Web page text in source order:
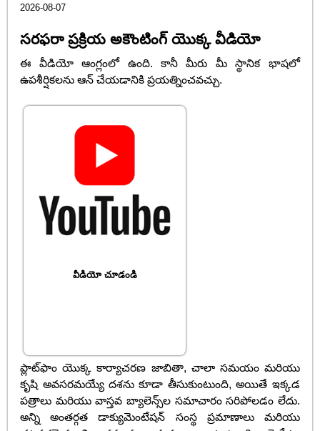
2026-08-07
సరఫరా ప్రక్రియ అకౌంటింగ్ యొక్క వీడియో
ఈ వీడియో ఆంగ్లంలో ఉంది. కానీ మీరు మీ స్థానిక భాషలో
ఉపశీర్షికలను ఆన్ చేయడానికి ప్రయత్నించవచ్చు.
వీడియో చూడండి
ప్లాట్‌ఫాం యొక్క కార్యాచరణ జాబితా, చాలా సమయం మరియు
కృషి అవసరమయ్యే దశను కూడా తీసుకుంటుంది, అయితే ఇక్కడ
పత్రాలు మరియు వాస్తవ బ్యాలెన్స్‌ల సమాచారం సరిపోలడం లేదు.
అన్ని అంతర్గత డాక్యుమెంటేషన్ సంస్థ ప్రమాణాలు మరియు